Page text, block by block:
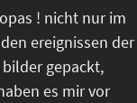
! nicht nur im
ereignissen der
gepackt,
es mir vor